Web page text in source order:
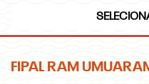
FIPAL RAM